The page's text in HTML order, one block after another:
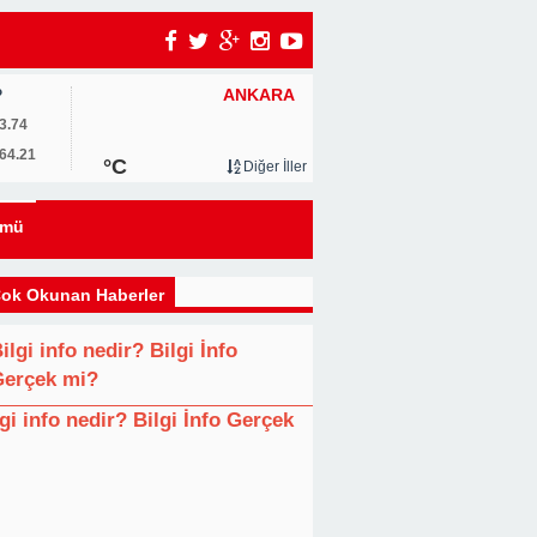
ANKARA
°C Diğer İller
Okunan Haberler
info nedir? Bilgi İnfo
mi?